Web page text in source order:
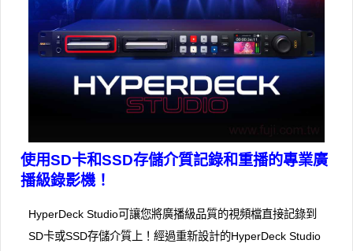
使用SD卡和SSD存儲介質記錄和重播的專業廣
播級錄影機！
HyperDeck Studio可讓您將廣播級品質的視頻檔直接記錄到
SD卡或SSD存儲介質上！經過重新設計的HyperDeck Studio